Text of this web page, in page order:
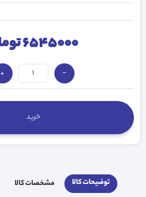
6545000 تومان
−
+
توضیحات کالا مشخصات کالا